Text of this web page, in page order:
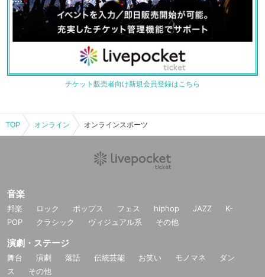
チケット販売者向け新規会員登録はこちら
TOP オンライン オンラインスポーツ
音楽
邦楽 ロック ポップス フェス hiphop JAZZ
K-
POP
クラシック ヴィジュアル系 その他
演劇・ステージ
舞台 演劇 落語 伝統芸能 お笑い モノマネ
ダン
ス
その他